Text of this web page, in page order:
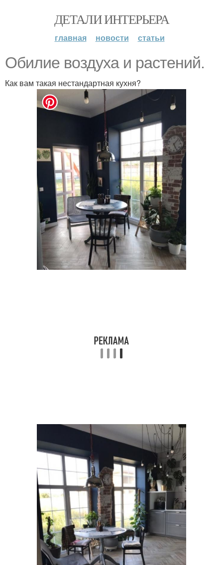
ДЕТАЛИ ИНТЕРЬЕРА
главная новости статьи
Обилие воздуха и растений.
Как вам такая нестандартная кухня?